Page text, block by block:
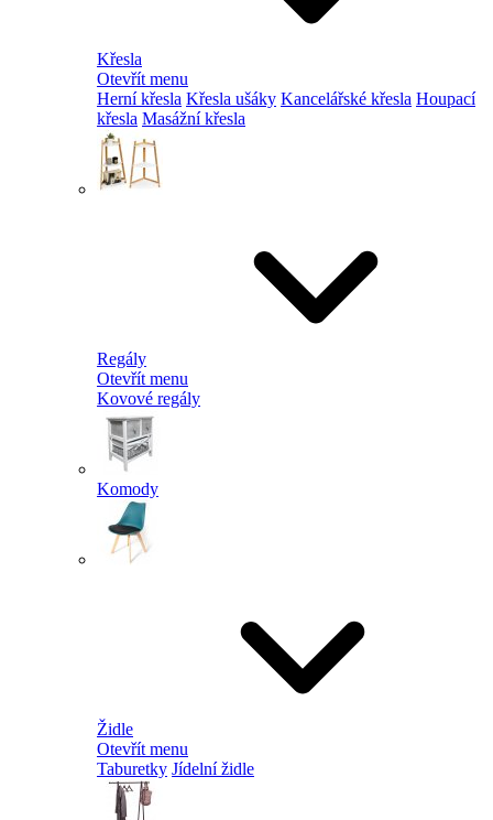
Křesla
Otevřít menu
Herní křesla Křesla ušáky Kancelářské křesla Houpací
křesla Masážní křesla
Regály
Otevřít menu
Kovové regály
Komody
Židle
Otevřít menu
Taburetky Jídelní židle